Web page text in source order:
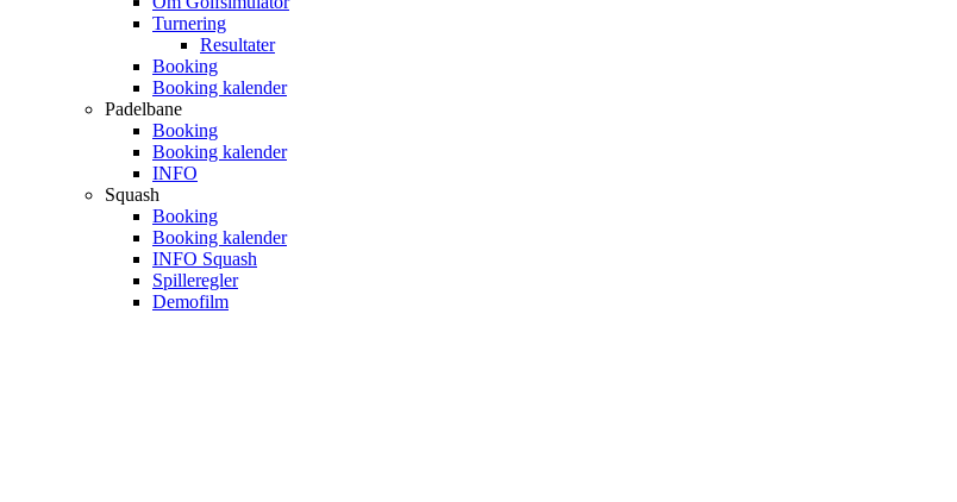
Turnering
Resultater
Booking
Booking kalender
Padelbane
Booking
Booking kalender
INFO
Squash
Booking
Booking kalender
INFO Squash
Spilleregler
Demofilm